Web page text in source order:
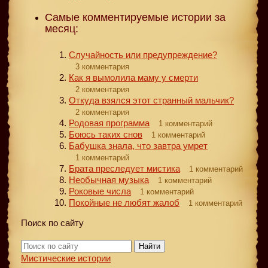
Самые комментируемые истории за
месяц:
Случайность или предупреждение?
3 комментария
Как я вымолила маму у смерти
2 комментария
Откуда взялся этот странный мальчик?
2 комментария
Родовая программа 1 комментарий
Боюсь таких снов 1 комментарий
Бабушка знала, что завтра умрет
1 комментарий
Брата преследует мистика 1 комментарий
Необычная музыка 1 комментарий
Роковые числа 1 комментарий
Покойные не любят жалоб 1 комментарий
Поиск по сайту
Найти
Мистические истории